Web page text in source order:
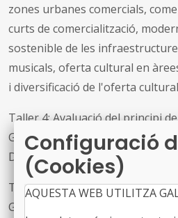
zones urbanes comercials,
curts de comercialització,
sostenible de les
musicals, oferta cultural en
i diversificació de l'oferta
Taller 4: Avaluació del principi
Generation EU per a projectes
Drets socials (accessibilitat).
Taller 5: Avaluació del principi
Generation EU per a projectes
Configuració
(Cookies)
AQUESTA WEB UTILITZA